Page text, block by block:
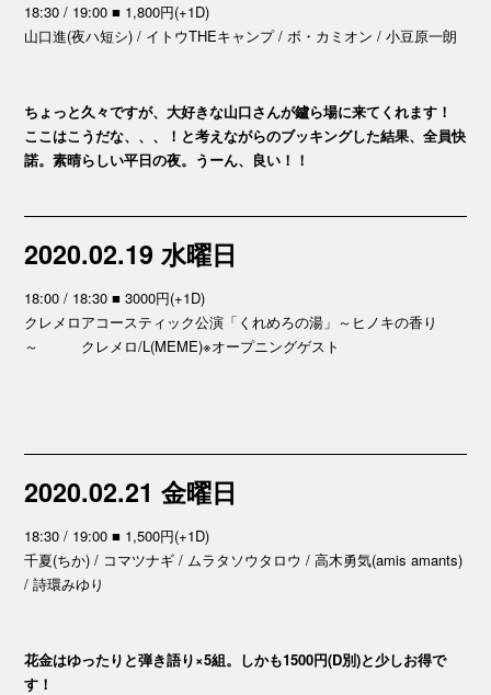
18:30 / 19:00 ■ 1,800円(+1D)
山口進(夜ハ短シ) / イトウTHEキャンプ / ボ・カミオン / 小豆原一朗
ちょっと久々ですが、大好きな山口さんが鑪ら場に来てくれます！
ここはこうだな、、、！と考えながらのブッキングした結果、全員快
諾。素晴らしい平日の夜。うーん、良い！！
2020.02.19 水曜日
18:00 / 18:30 ■ 3000円(+1D)
クレメロアコースティック公演「くれめろの湯」～ヒノキの香り
～ クレメロ/L(MEME)※オープニングゲスト
2020.02.21 金曜日
18:30 / 19:00 ■ 1,500円(+1D)
千夏(ちか) / コマツナギ / ムラタソウタロウ / 高木勇気(amis amants)
/ 詩環みゆり
花金はゆったりと弾き語り×5組。しかも1500円(D別)と少しお得で
す！